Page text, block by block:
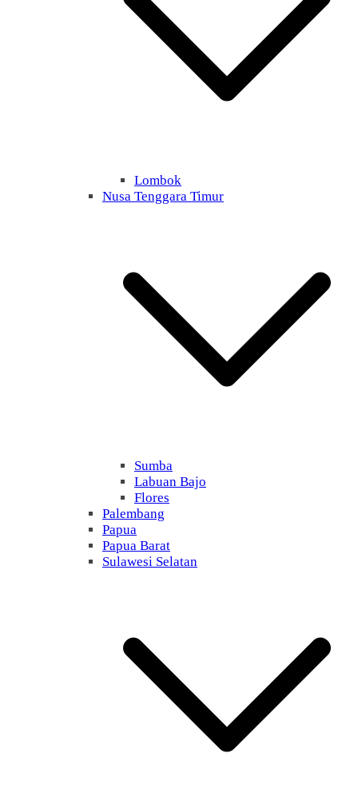
Lombok
Nusa Tenggara Timur
Sumba
Labuan Bajo
Flores
Palembang
Papua
Papua Barat
Sulawesi Selatan